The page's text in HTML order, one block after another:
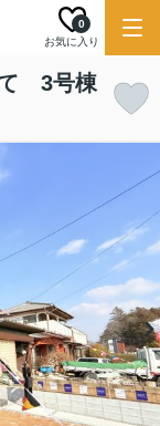
お気に入り
0
3号棟